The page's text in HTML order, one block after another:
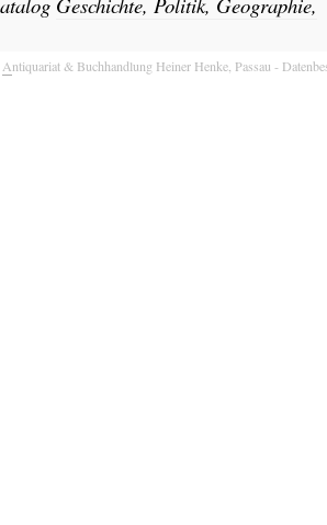
Antiquariat & Buchhandlung Heiner Henke, Passau -